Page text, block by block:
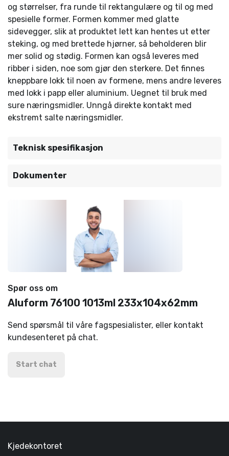
og størrelser, fra runde til rektangulære og til og med
spesielle former. Formen kommer med glatte
sidevegger, slik at produktet lett kan hentes ut etter
steking, og med brettede hjørner, så beholderen blir
mer solid og stødig. Formen kan også leveres med
ribber i siden, noe som gjør den sterkere. Det finnes
kneppbare lokk til noen av formene, mens andre leveres
med lokk i papp eller aluminium. Uegnet til bruk med
sure næringsmidler. Unngå direkte kontakt med
ekstremt salte næringsmidler.
Teknisk spesifikasjon
Dokumenter
Spør oss om
Aluform 76100 1013ml 233x104x62mm
Send spørsmål til våre fagspesialister, eller kontakt
kundesenteret på chat.
Start chat
Kjedekontoret